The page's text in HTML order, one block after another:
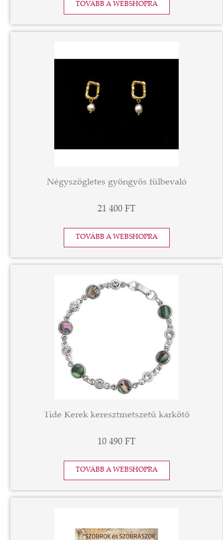
TOVÁBB A WEBSHOPRA
Négyszögletes gyöngyös fülbevaló
21 400 FT
TOVÁBB A WEBSHOPRA
Tide Kerek keresztmetszetű karkötő
10 490 FT
TOVÁBB A WEBSHOPRA